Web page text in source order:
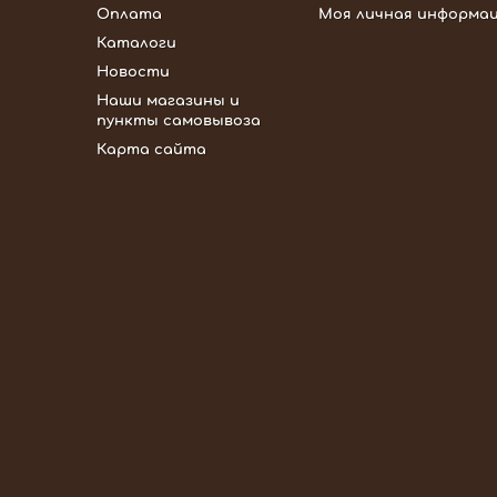
Оплата
Каталоги
Новости
Наши магазины и
пункты самовывоза
Карта сайта
Моя личная